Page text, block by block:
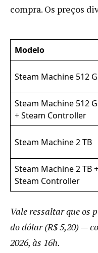
compra. Os preços
Modelo
Steam Machine 512
Steam Machine 512
+ Steam Controller
Steam Machine 2 TB
Steam Machine 2 TB +
Steam Controller
Vale ressaltar que os
do dólar (R$ 5,20) —
2026, às 16h.